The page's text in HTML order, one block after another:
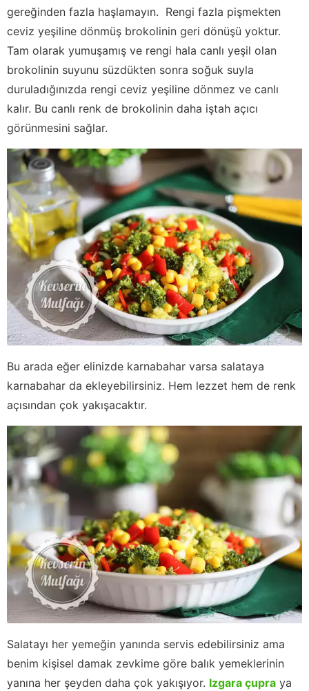
gereğinden fazla haşlamayın. Rengi fazla pişmekten
ceviz yeşiline dönmüş brokolinin geri dönüşü yoktur.
Tam olarak yumuşamış ve rengi hala canlı yeşil olan
brokolinin suyunu süzdükten sonra soğuk suyla
duruladığınızda rengi ceviz yeşiline dönmez ve canlı
kalır. Bu canlı renk de brokolinin daha iştah açıcı
görünmesini sağlar.
Bu arada eğer elinizde karnabahar varsa salataya
karnabahar da ekleyebilirsiniz. Hem lezzet hem de renk
açısından çok yakışacaktır.
Salatayı her yemeğin yanında servis edebilirsiniz ama
benim kişisel damak zevkime göre balık yemeklerinin
yanına her şeyden daha çok yakışıyor. Izgara çupra ya